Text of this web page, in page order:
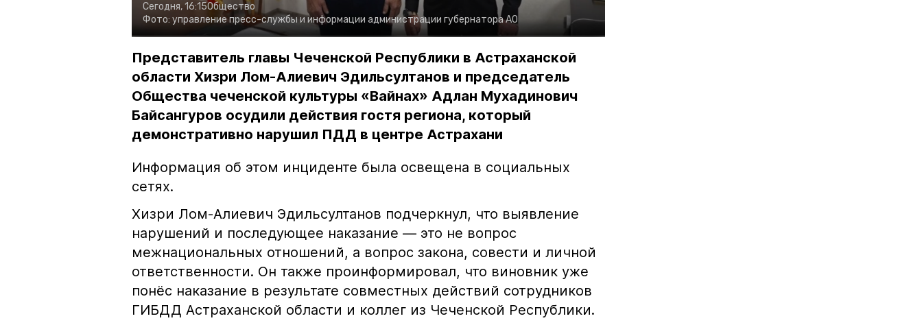
Сегодня, 16:15Общество
Фото: управление пресс-службы и информации администрации губернатора АО
Представитель главы Чеченской Республики в Астраханской
области Хизри Лом-Алиевич Эдильсултанов и председатель
Общества чеченской культуры «Вайнах» Адлан Мухадинович
Байсангуров осудили действия гостя региона, который
демонстративно нарушил ПДД в центре Астрахани
Информация об этом инциденте была освещена в социальных
сетях.
Хизри Лом-Алиевич Эдильсултанов подчеркнул, что выявление
нарушений и последующее наказание — это не вопрос
межнациональных отношений, а вопрос закона, совести и личной
ответственности. Он также проинформировал, что виновник уже
понёс наказание в результате совместных действий сотрудников
ГИБДД Астраханской области и коллег из Чеченской Республики.